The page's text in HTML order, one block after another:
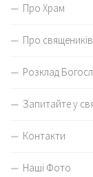
Про Храм
Про священиків
Розклад
Запитайте у
Контакти
Наші Фото